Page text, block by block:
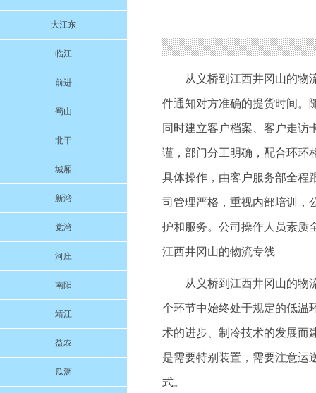
大江东
临江
前进
蜀山
北干
城厢
新湾
党湾
河庄
南阳
靖江
益农
瓜沥
从义桥到江西井冈山的物
件通知对方准确的提货时间。
同时建立客户档案、客户走访
谨，部门分工明确，配合环环
具体操作，由客户服务部全程
司管理严格，重视内部培训，
护和服务。公司操作人员素质
江西井冈山的物流专线
从义桥到江西井冈山的物
个环节中始终处于规定的低温
术的进步、制冷技术的发展而
是需要特别装置，需要注意运
式。